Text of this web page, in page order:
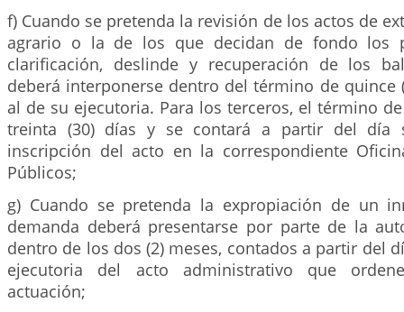
f) Cuando se pretenda la revisión de los actos de
agrario o la de los que decidan de fondo los
clarificación, deslinde y recuperación de los
deberá interponerse dentro del término de quince
al de su ejecutoria. Para los terceros, el término
treinta (30) días y se contará a partir del día
inscripción del acto en la correspondiente
Públicos;
g) Cuando se pretenda la expropiación de un
demanda deberá presentarse por parte de la
dentro de los dos (2) meses, contados a partir del
ejecutoria del acto administrativo que
actuación;